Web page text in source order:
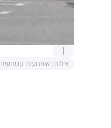
צילום: אופנועים